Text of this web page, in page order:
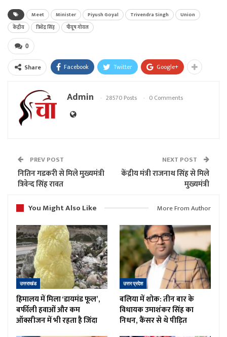
Meet Minister Piyush Goyal Trivendra Singh
Union
केंद्रीय
त्रिवेंद्र सिंह पीयूष गोयल
0
Share Facebook Twitter Google+
Admin 28570 Posts 0 Comments
PREV POST
नितिन गडकरी से मिले मुख्यमंत्री
त्रिवेन्द सिंह रावत
NEXT POST
केंद्रीय मंत्री राजनाथ सिंह से मिले
मुख्यमंत्री
You Might Also Like
More From Author
उत्तराखंड
हिमालय में मिला ‘डायमंड फूल’,
बर्फीली हवाओं और कम
ऑक्सीजन में भी रहता है जिंदा
उत्तर प्रदेश
बलिया में शोक: तीन बार के
विधायक उमाशंकर सिंह का
निधन, कैंसर से थे पीड़ित